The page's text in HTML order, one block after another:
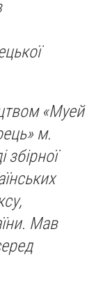
«Муей
м.
збірної
Мав